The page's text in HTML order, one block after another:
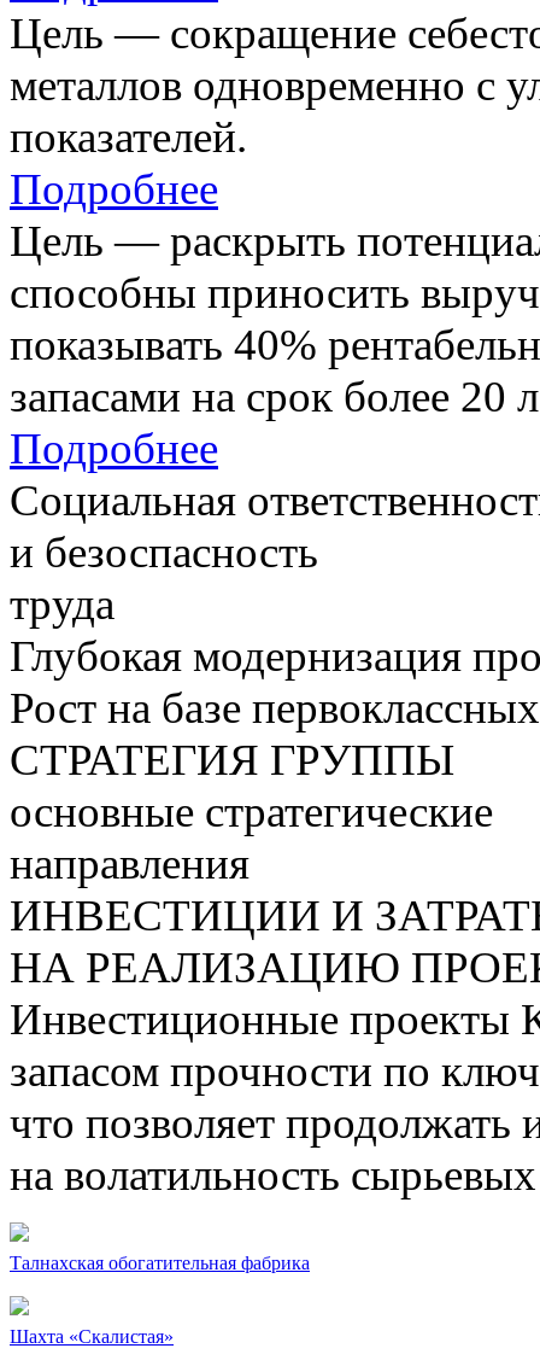
Цель — сокращение
металлов одновременно с
показателей.
Подробнее
Цель — раскрыть
способны приносить
показывать 40%
запасами на срок более 20
Подробнее
Социальная
и безоспасность
труда
Глубокая модернизация
Рост на базе
СТРАТЕГИЯ ГРУППЫ
основные стратегические
направления
ИНВЕСТИЦИИ И
НА РЕАЛИЗАЦИЮ
Инвестиционные проекты
запасом прочности по
что позволяет продолжать
на волатильность
Талнахская обогатительная фабрика
Шахта «Скалистая»